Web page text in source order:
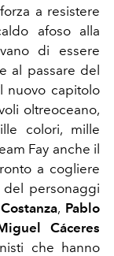
a resistere
afoso alla
di essere
al passare del
nuovo capitolo
oltreoceano,
colori, mille
Fay anche il
a cogliere
personaggi
, Pablo
Cáceres
che hanno